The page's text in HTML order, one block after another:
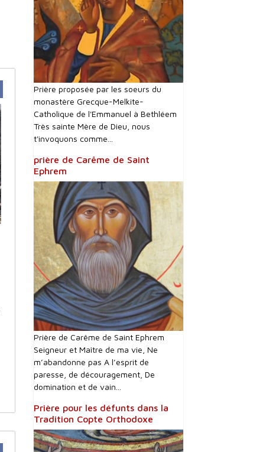
Prière proposée par les soeurs du
monastère Grecque-Melkite-
Catholique de l'Emmanuel à Bethléem
Très sainte Mère de Dieu, nous
t'invoquons comme...
prière de Carême de Saint
Ephrem
Prière de Carême de Saint Ephrem
Seigneur et Maître de ma vie, Ne
m’abandonne pas A l’esprit de
paresse, de découragement, De
domination et de vain...
Prière pour les défunts dans la
Tradition Copte Orthodoxe